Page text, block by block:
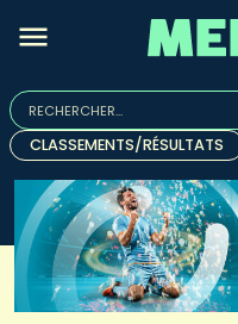
Rechercher :
Quand les résultats de
CLASSEMENTS/RÉSULTATS